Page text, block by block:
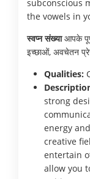
subconscious
the vowels in
स्वप्न संख्याआपके
इच्छाओं, अवचेतन
Qualities:
strong
energy
creative
entertain
allow you